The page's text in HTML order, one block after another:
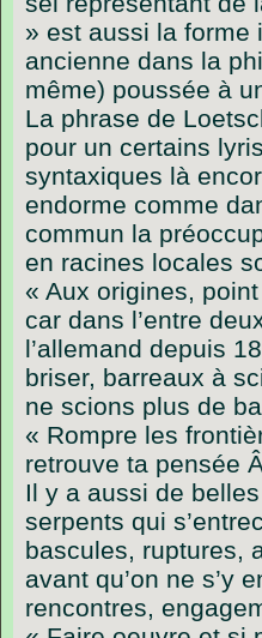
» est aussi la forme
ancienne dans la
même) poussée à
La phrase de
pour un certains
syntaxiques là
endorme comme
commun la
en racines locales
« Aux origines,
car dans l’entre
l’allemand depuis
briser, barreaux à
ne scions plus de
« Rompre les
retrouve ta pensée
Il y a aussi de
serpents qui
bascules, ruptures,
avant qu’on ne s’y
rencontres,